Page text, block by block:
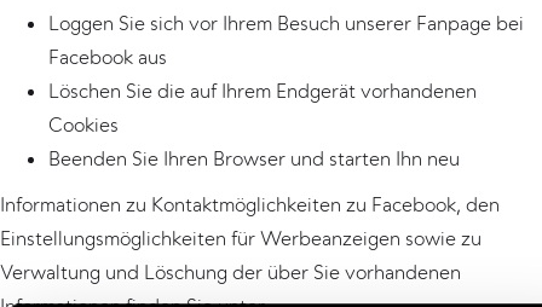
Loggen Sie sich vor Ihrem Besuch unserer Fanpage bei
Facebook aus
Löschen Sie die auf Ihrem Endgerät vorhandenen
Cookies
Beenden Sie Ihren Browser und starten Ihn neu
Informationen zu Kontaktmöglichkeiten zu Facebook, den
Einstellungsmöglichkeiten für Werbeanzeigen sowie zu
Verwaltung und Löschung der über Sie vorhandenen